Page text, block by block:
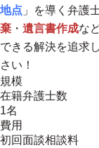
地点 」を導く弁護
棄 ・ 遺言書作成な
できる解決を追求
さい！
規模
在籍弁護士数
1名
費用
初回面談相談料